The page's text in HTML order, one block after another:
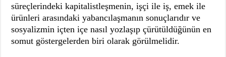
süreçlerindeki kapitalistleşmenin, işçi ile iş, emek ile
ürünleri arasındaki yabancılaşmanın sonuçlarıdır ve
sosyalizmin içten içe nasıl yozlaşıp çürütüldüğünün en
somut göstergelerden biri olarak görülmelidir.